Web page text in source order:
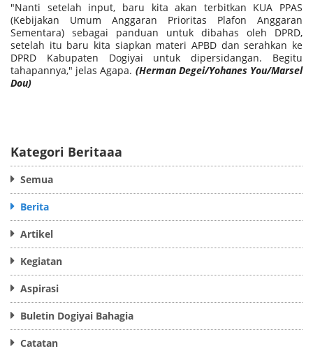
"Nanti setelah input, baru kita akan terbitkan KUA PPAS
(Kebijakan Umum Anggaran Prioritas Plafon Anggaran
Sementara) sebagai panduan untuk dibahas oleh DPRD,
setelah itu baru kita siapkan materi APBD dan serahkan ke
DPRD Kabupaten Dogiyai untuk dipersidangan. Begitu
tahapannya," jelas Agapa. (Herman Degei/Yohanes You/Marsel
Dou)
Kategori Beritaaa
Semua
Berita
Artikel
Kegiatan
Aspirasi
Buletin Dogiyai Bahagia
Catatan